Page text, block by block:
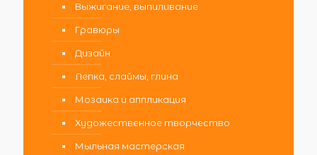
Выжигание, выпиливание
Гравюры
Дизайн
Лепка, слаймы, глина
Мозаика и аппликация
Художественное творчество
Мыльная мастерская